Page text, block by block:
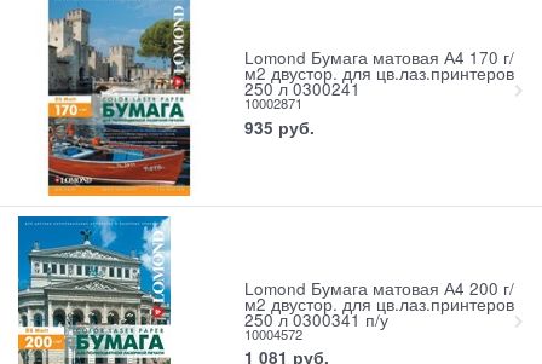
Lomond Бумага матовая А4 170 г/
м2 двустор. для цв.лаз.принтеров
250 л 0300241
10002871
935 руб.
Lomond Бумага матовая А4 200 г/
м2 двустор. для цв.лаз.принтеров
250 л 0300341 п/у
10004572
1 081 руб.